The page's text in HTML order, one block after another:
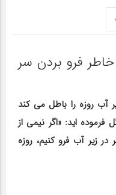
فرو بردن سر
آب روزه را باطل مى کند
اید: «اگر نیمى از
در زیر آب فرو کنیم، روزه